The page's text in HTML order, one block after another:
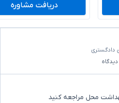
دریافت مشاوره
دادگستری
دیدگاه
محل مراجعه کنید